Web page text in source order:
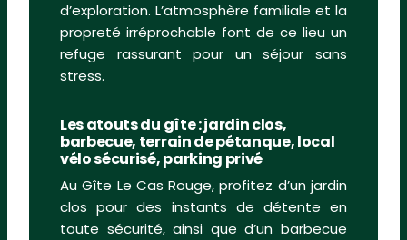
d’exploration. L’atmosphère familiale et la
propreté irréprochable font de ce lieu un
refuge rassurant pour un séjour sans
stress.
Les atouts du gîte : jardin clos,
barbecue, terrain de pétanque, local
vélo sécurisé, parking privé
Au Gîte Le Cas Rouge, profitez d’un jardin
clos pour des instants de détente en
toute sécurité, ainsi que d’un barbecue